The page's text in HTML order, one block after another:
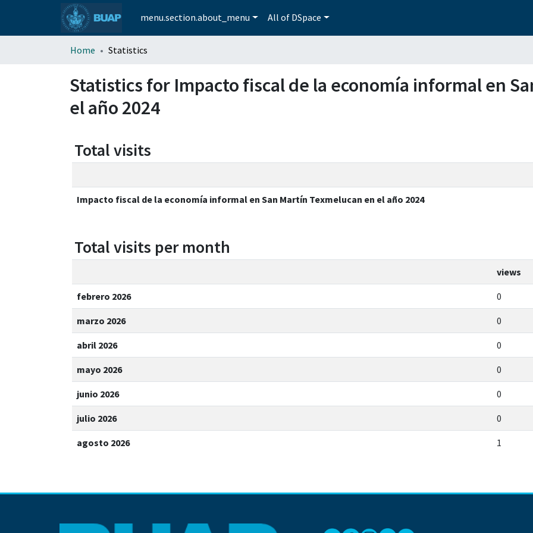
menu.section.about_menu All of DSpace
Home Statistics
Statistics for Impacto fiscal de la economía informal en
el año 2024
Total visits
Impacto fiscal de la economía informal en San Martín Texmelucan en el año 2024
Total visits per month
views
febrero 2026 0
marzo 2026 0
abril 2026 0
mayo 2026 0
junio 2026 0
julio 2026 0
agosto 2026 1